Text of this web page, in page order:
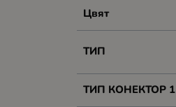
Цвят
ТИП
ТИП КОНЕКТОР 1